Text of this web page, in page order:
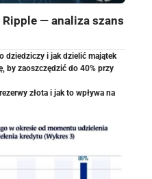
— analiza szans
dziedziczy i jak dzielić majątek
by zaoszczędzić do 40% przy
złota i jak to wpływa na